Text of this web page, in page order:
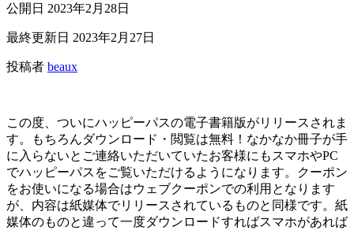
公開日 2023年2月28日
最終更新日 2023年2月27日
投稿者 beaux
この度、ついにハッピーパスの電子書籍版がリリースされま
す。もちろんダウンロード・閲覧は無料！なかなか冊子が手
に入らないとご連絡いただいていたお客様にもスマホやPC
でハッピーパスをご覧いただけるようになります。クーポン
をお使いになる場合はウェブクーポンでの利用となります
が、内容は紙媒体でリリースされているものと同様です。紙
媒体のものと違って一度ダウンロードすればスマホがあれば